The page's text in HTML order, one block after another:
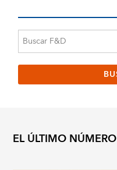
EL ÚLTIMO NÚMERO